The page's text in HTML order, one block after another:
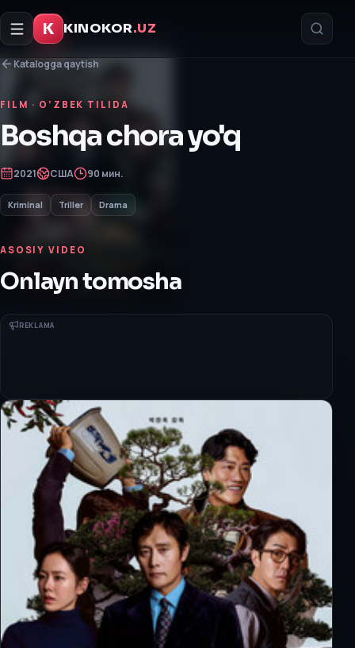
K KINOKOR.UZ
Katalogga qaytish
FILM · O‘ZBEK TILIDA
Boshqa chora yo'q
2021 США 90 мин.
Kriminal Triller Drama
ASOSIY VIDEO
Onlayn tomosha
REKLAMA